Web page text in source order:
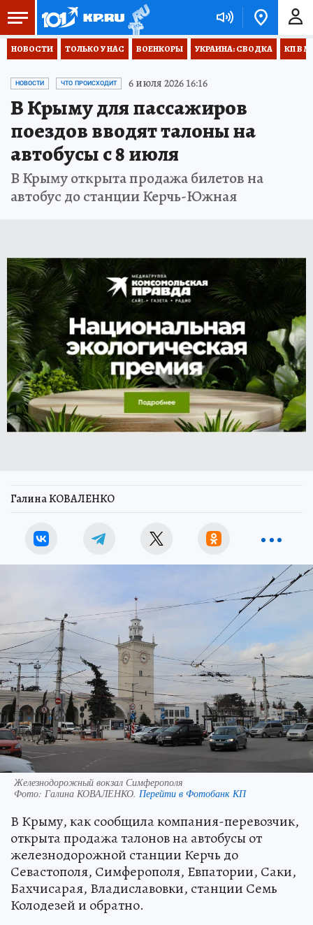
НОВОСТИ ТОЛЬКО У НАС ВОЕНКОРЫ УКРАИНА: СВОДКА КП В
НОВОСТИ ЧТО ПРОИСХОДИТ 6 июля 2026 16:16
В Крыму для пассажиров
поездов вводят талоны на
автобусы с 8 июля
В Крыму открыта продажа билетов на
автобус до станции Керчь-Южная
Галина КОВАЛЕНКО
Железнодорожный вокзал Симферополя
Фото: Галина КОВАЛЕНКО. Перейти в Фотобанк КП
В Крыму, как сообщила компания-перевозчик,
открыта продажа талонов на автобусы от
железнодорожной станции Керчь до
Севастополя, Симферополя, Евпатории, Саки,
Бахчисарая, Владиславовки, станции Семь
Колодезей и обратно.